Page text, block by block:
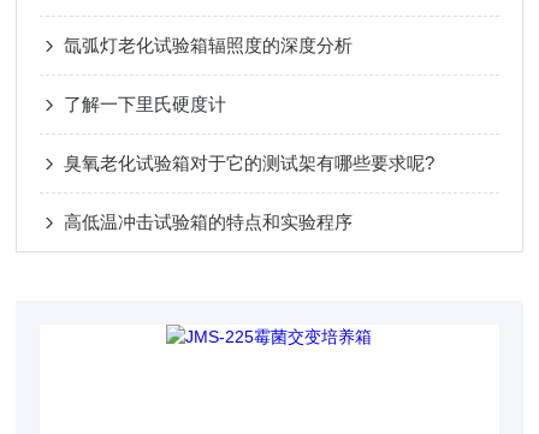
氙弧灯老化试验箱辐照度的深度分析
了解一下里氏硬度计
臭氧老化试验箱对于它的测试架有哪些要求呢?
高低温冲击试验箱的特点和实验程序